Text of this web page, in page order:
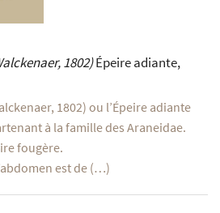
1802)Épeire adiante,
1802) ou l’Épeire adiante
à la famille des Araneidae.
fougère.
est de (…)